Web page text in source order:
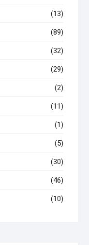
(13)
(89)
(32)
(29)
(2)
(11)
(1)
(5)
(30)
(46)
(10)